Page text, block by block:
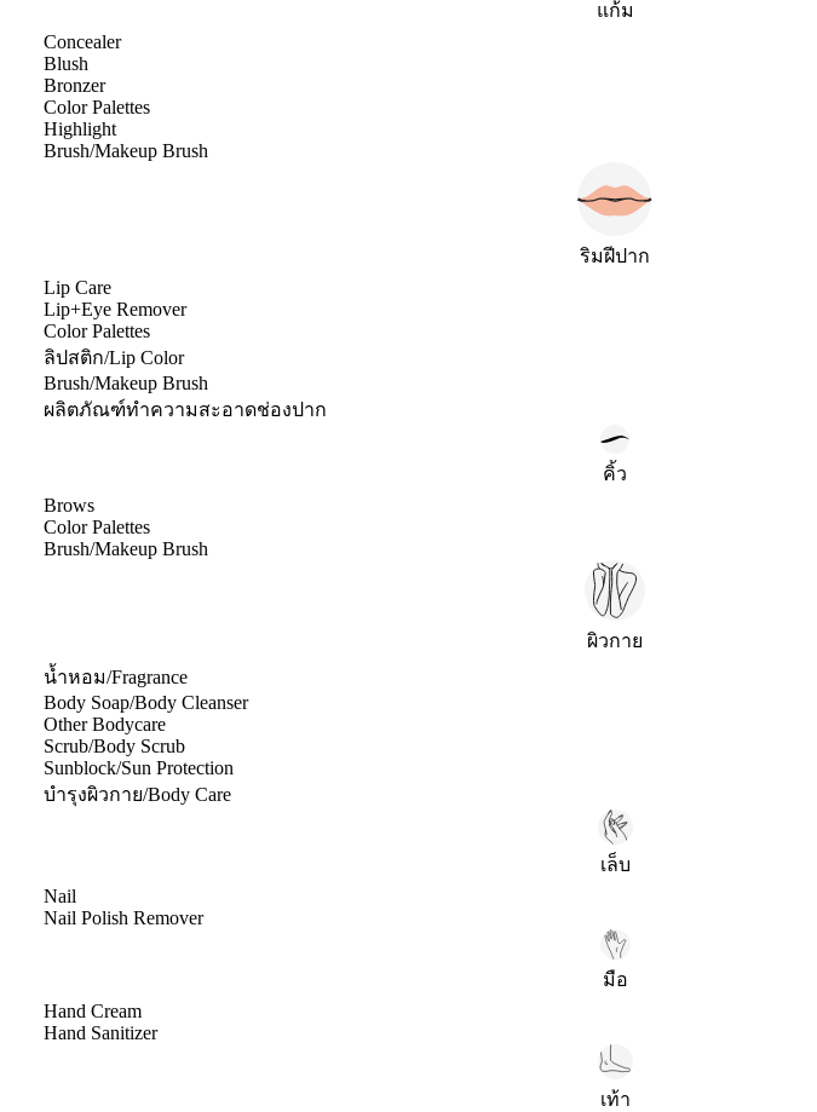
แก้ม
Concealer
Blush
Bronzer
Color Palettes
Highlight
Brush/Makeup Brush
ริมฝีปาก
Lip Care
Lip+Eye Remover
Color Palettes
ลิปสติก/Lip Color
Brush/Makeup Brush
ผลิตภัณฑ์ทำความสะอาดช่องปาก
คิ้ว
Brows
Color Palettes
Brush/Makeup Brush
ผิวกาย
น้ำหอม/Fragrance
Body Soap/Body Cleanser
Other Bodycare
Scrub/Body Scrub
Sunblock/Sun Protection
บำรุงผิวกาย/Body Care
เล็บ
Nail
Nail Polish Remover
มือ
Hand Cream
Hand Sanitizer
เท้า